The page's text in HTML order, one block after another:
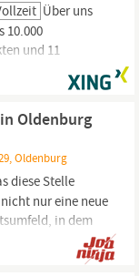
Über uns
10.000
und 11
Rund drei
und
Sortiment
Oldenburg
Oldenburg
diese Stelle
nur eine neue
in dem
im Mittelpunkt
im Raum